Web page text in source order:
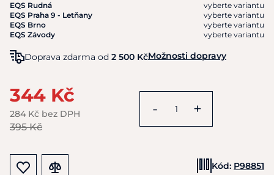
EQS Rudná
vyberte variantu
EQS Praha 9 - Letňany
vyberte variantu
EQS Brno
vyberte variantu
EQS Závody
vyberte variantu
Doprava zdarma od 2 500 KčMožnosti dopravy
344 Kč
284 Kč bez DPH
395 Kč
- +
Kód: P98851